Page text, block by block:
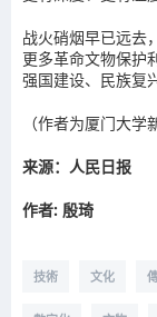
战火硝烟早已远去
更多革命文物保护
强国建设、民族复
（作者为厦门大学
来源：人民日报
作者: 殷琦
技術 文化